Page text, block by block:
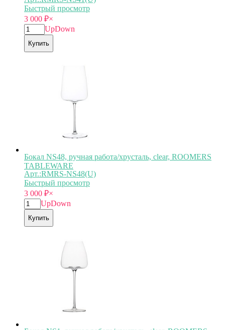
Быстрый просмотр
3 000 ₽×
UpDown
Купить
Бокал NS48, ручная работа/хрусталь, clear, ROOMERS
TABLEWARE
Арт.:RMRS-NS48(U)
Быстрый просмотр
3 000 ₽×
UpDown
Купить